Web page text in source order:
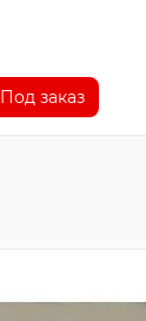
Под заказ